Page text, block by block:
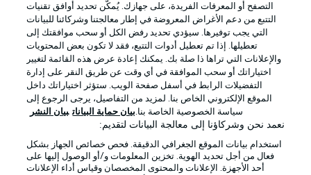
تطبيق الدوري الألماني
Official Partners
التصفح أو المعرفات الفريدة، على جهازك. يُمكّن تحديد أوافق تقنيات
التتبع من دعم الأغراض المعروضة في إطار معالجتنا وشركائنا للبيانات
التي يجب توفيرها. سيؤدي تحديد رفض الكل أو سحب موافقتك إلى
تعطيلها. إذا تم تعطيل أدوات التتبع، فقد لا تكون بعض المحتويات
والإعلانات التي تراها ذا صلة بك. يمكنك إعادة عرض هذه القائمة لتغيير
اختياراتك أو سحب الموافقة في أي وقت عن طريق النقر على إدارة
التفضيلات الرابط في أسفل صفحة الويب. ستؤثر اختياراتك داخل
الموقع الإلكتروني الخاص بنا. لمزيد من التفاصيل، يرجى الرجوع إلى
سياسة الخصوصية الخاصة بنا.بيان حماية البيانات بيان النشر
نعمد نحن وشركاؤنا إلى معالجة البيانات لتقديم:
استخدام بيانات الموقع الجغرافي الدقيقة. فحص خصائص الجهاز بشكل
فعال من أجل تحديد الهوية. تخزين المعلومات و/أو الوصول إليها على
أحد الأجهزة. الإعلانات والمحتوى المخصصان وقياس أداء الإعلانات